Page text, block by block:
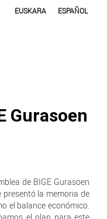
EUSKARA ESPAÑOL
Gurasoen
de BIGE Gurasoen
presentó la memoria de
el balance económico.